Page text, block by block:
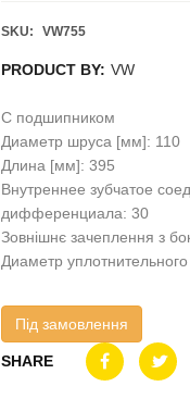
SKU: VW755
PRODUCT BY: VW
С подшипником
Диаметр шруса [мм]: 110
Длина [мм]: 395
Внутреннее зубчатое
дифференциала: 30
Зовнішнє зачеплення з
Диаметр
Під замовлення
SHARE